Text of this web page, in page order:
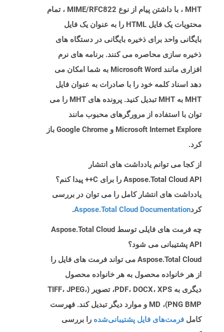
MHT ، با داشتن پیام از نوع MIME/RFC822 ، تمام
محتویات یک فایل HTML را به عنوان یک فایل
بایگانی واحد برای ذخیره بایگانی در دستگاه های
ذخیره سازی محاصره می کنند. برنامه های نرم
افزاری مانند Microsoft Word به شما امکان می
دهد اسناد کلمه خود را با صادرات به عنوان فایل
MHT به MHT تبدیل کنید. پرونده های MHT را می
توان با استفاده از مرورگرهای محبوب مانند
Microsoft Internet Explore و Google Chrome باز
کرد.
از کجا می توانم یادداشت های انتشار
Aspose.Total Cloud API را برای C++ پیدا کنم؟
یادداشت های انتشار کامل را می توان در بررسی
کردAspose.Total Cloud Documentation
.
چه فرمت های فایلی توسط Aspose.Total Cloud
API پشتیبانی می شود؟
Aspose.Total Cloud می تواند فرمت های فایل را
از هر خانواده محصول به هر خانواده محصول
دیگری به PDF، DOCX، XPS، تصویر (TIFF، JPEG،
PNG BMP)، MD و موارد دیگر تبدیل کند. فهرست
کامل فرمت‌های فایل پشتیبانی‌شده را بررسی